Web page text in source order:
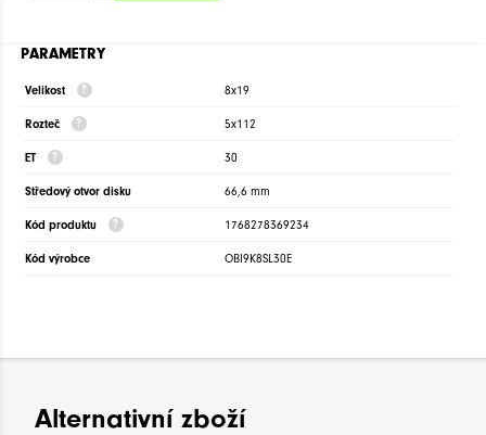
PARAMETRY
Velikost 8x19
Rozteč 5x112
ET 30
Středový otvor disku 66,6 mm
Kód produktu 1768278369234
Kód výrobce OBI9K8SL30E
Alternativní zboží